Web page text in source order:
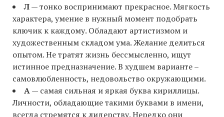
Л— тонко воспринимают прекрасное. Мягкость
характера, умение в нужный момент подобрать
ключик к каждому. Обладают артистизмом и
художественным складом ума. Желание делиться
опытом. Не тратят жизнь бессмысленно, ищут
истинное предназначение. В худшем варианте –
самовлюбленность, недовольство окружающими.
А— самая сильная и яркая буква кириллицы.
Личности, обладающие такими буквами в имени,
всегда стремятся к лидерству. Нередко они